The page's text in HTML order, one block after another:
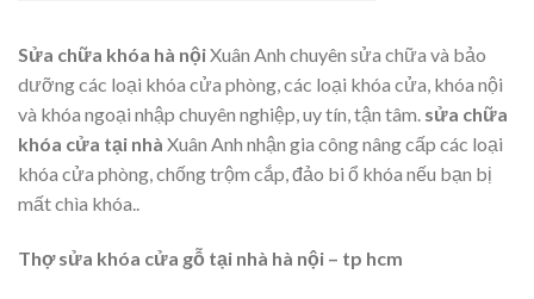
Sửa chữa khóa hà nộiXuân Anh chuyên sửa chữa và bảo
dưỡng các loại khóa cửa phòng, các loại khóa cửa, khóa nội
và khóa ngoại nhập chuyên nghiệp, uy tín, tận tâm. sửa chữa
khóa cửa tại nhà Xuân Anh nhận gia công nâng cấp các loại
khóa cửa phòng, chống trộm cắp, đảo bi ổ khóa nếu bạn bị
mất chìa khóa..
Thợ sửa khóa cửa gỗ tại nhà hà nội – tp hcm